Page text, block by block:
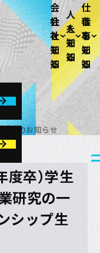
会
社
を
知
る
人
を
知
る
仕
事
を
知
る
公開
ップの
ップのお知らせ
度卒）学生
研究の一
シップ生